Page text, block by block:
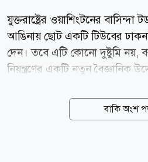
যুক্তরাষ্ট্রের ওয়াশিংটনের
আঙিনায় ছোট একটি টিউবের
দেন। তবে এটি কোনো দুষ্টুমি নয়,
নিয়ন্ত্রণের একটি নতুন বৈজ্ঞানিক
মশা। পুরুষ মশা মানুষকে কামড়ায়
ওলবাকিয়া নামের একটি প্রাকৃতিক
বাকি অংশ